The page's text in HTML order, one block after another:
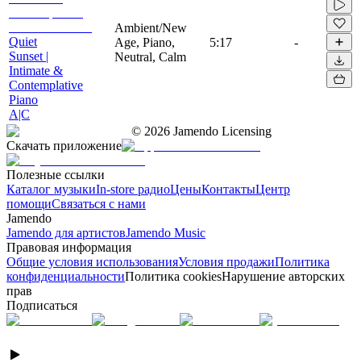
Quiet
Sunset |
Intimate &
Contemplative
Piano
A|C
Ambient/New
Age, Piano,
Neutral, Calm
5:17 -
© 2026 Jamendo Licensing
Скачать приложение
Полезные ссылки
Каталог музыкиIn-store радиоЦеныКонтактыЦентр
помощиСвязаться с нами
Jamendo
Jamendo для артистовJamendo Music
Правовая информация
Общие условия использованияУсловия продажиПолитика
конфиденциальностиПолитика cookiesНарушение авторских
прав
Подписаться